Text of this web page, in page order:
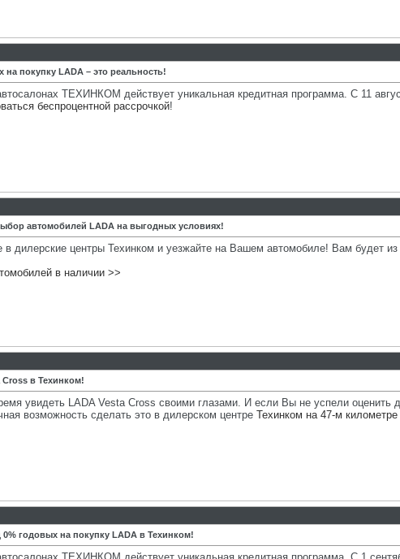
на покупку LADA – это реальность!
ТЕХИНКОМ действует уникальная кредитная программа. С 11
беспроцентной рассрочкой!
автомобилей LADA на выгодных условиях!
в дилерские центры Техинком и уезжайте на Вашем автомобиле! Вам будет
в наличии >>
Cross в Техинком!
увидеть LADA Vesta Cross своими глазами. И если Вы не успели
возможность сделать это в дилерском центре Техинком на 47-м
0% годовых на покупку LADA в Техинком!